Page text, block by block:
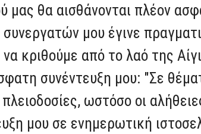
μας θα αισθάνονται πλέον
μου έγινε
να κριθούμε από το λαό της
συνέντευξη μου: "Σε
ωστόσο οι
μου σε ενημερωτική